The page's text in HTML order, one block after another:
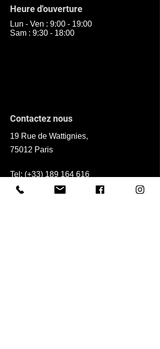
Heure d'ouverture
Lun - Ven : 9:00 - 19:00
Sam : 9:30 - 18:00
Contactez nous
19 Rue de Wattignies,
75012 Paris
Tel: (+33) 189 164 616
E-Mail:
contact@trdauto.com